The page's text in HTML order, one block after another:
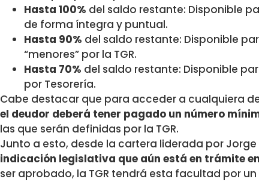
Hasta 100% del saldo restante: Disponible
de forma íntegra y puntual.
Hasta 90% del saldo restante: Disponible
“menores” por la TGR.
Hasta 70% del saldo restante: Disponible
por Tesorería.
Cabe destacar que para acceder a cualquiera
el deudor deberá tener pagado un número
las que serán definidas por la TGR.
Junto a esto, desde la cartera liderada por
indicación legislativa que aún está en trámite
ser aprobado, la TGR tendrá esta facultad por